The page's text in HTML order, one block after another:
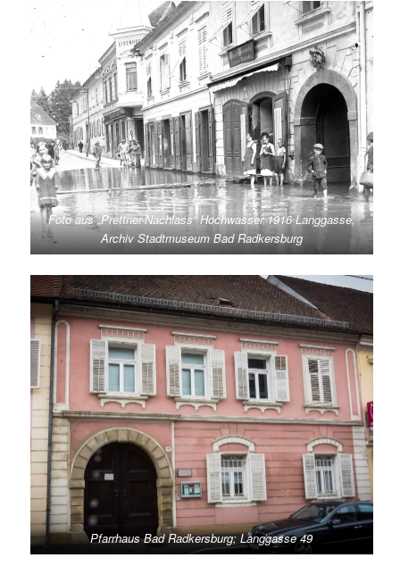
Foto aus „Prettner-Nachlass“ Hochwasser 1916 Langgasse,
Archiv Stadtmuseum Bad Radkersburg
Pfarrhaus Bad Radkersburg; Langgasse 49